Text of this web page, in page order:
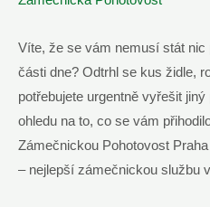
Víte, ⁣že se ‍vám ‍nemusí stát⁣ nic
části⁣ dne? Odtrhl se ⁢kus židle,
potřebujete urgentně vyřešit
ohledu⁤ na to, co se vám
Zámečnickou Pohotovost
– nejlepší‌ zámečnickou službu